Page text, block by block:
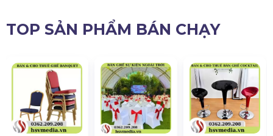
TOP SẢN PHẨM BÁN CHẠY